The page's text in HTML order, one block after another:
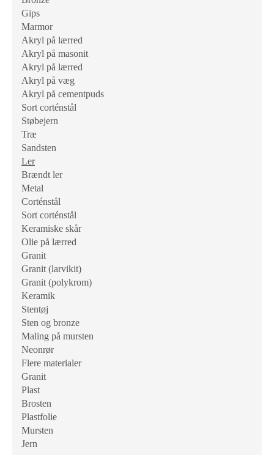
Gips
Marmor
Akryl på lærred
Akryl på masonit
Akryl på lærred
Akryl på væg
Akryl på cementpuds
Sort corténstål
Støbejern
Træ
Sandsten
Ler
Brændt ler
Metal
Corténstål
Sort corténstål
Keramiske skår
Olie på lærred
Granit
Granit (larvikit)
Granit (polykrom)
Keramik
Stentøj
Sten og bronze
Maling på mursten
Neonrør
Flere materialer
Granit
Plast
Brosten
Plastfolie
Mursten
Jern